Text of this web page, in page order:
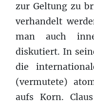
zur Geltung zu
verhandelt
man auch
diskutiert. In
die
(vermutete)
aufs Korn.